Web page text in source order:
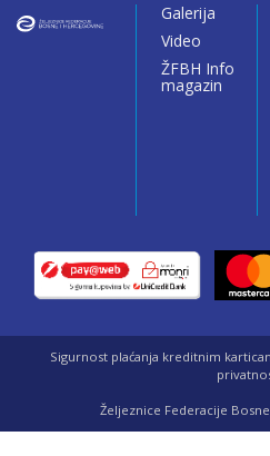
Galerija
Video
ŽFBH Info
magazin
Sigurnost plaćanja kreditnim
Željeznice Federacije